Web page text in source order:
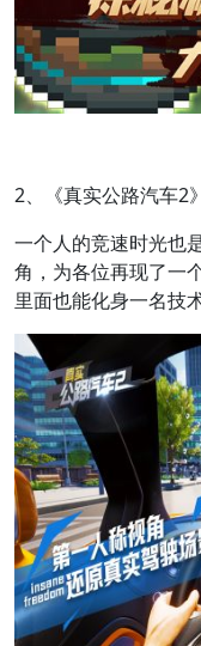
2、《真实公路汽车2》
一个人的竞速时光也
角，为各位再现了一
里面也能化身一名技